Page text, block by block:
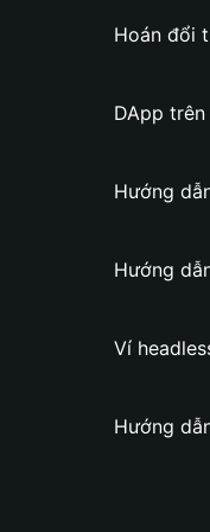
Hoán đổi
DApp trên
Hướng
Hướng
Ví
Hướng